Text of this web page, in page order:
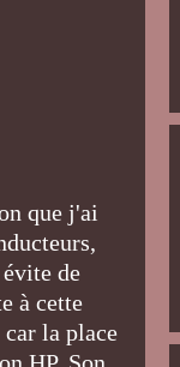
que j'ai
de
à cette
la place